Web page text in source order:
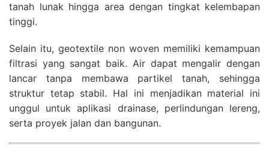
tanah lunak hingga area dengan tingkat kelembapan
tinggi.
Selain itu, geotextile non woven memiliki kemampuan
filtrasi yang sangat baik. Air dapat mengalir dengan
lancar tanpa membawa partikel tanah, sehingga
struktur tetap stabil. Hal ini menjadikan material ini
unggul untuk aplikasi drainase, perlindungan lereng,
serta proyek jalan dan bangunan.